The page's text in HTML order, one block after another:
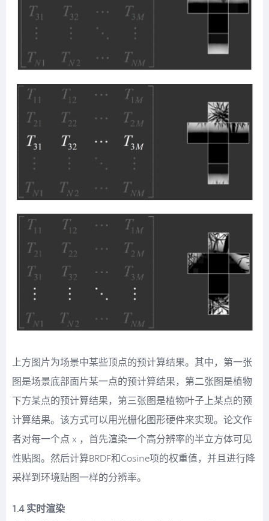
上方图片为场景中某些顶点的预计算结果。其中，第一张
图是场景底部面片某一点的预计算结果，第二张图是植物
下方某点的预计算结果，第三张图是植物叶子上某点的预
计算结果。该方式可以用光栅化图形硬件来实现。论文作
者对每一个点 x ，首先渲染一个高分辨率的半立方体可见
性贴图。然后计算BRDF和Cosine项的权重值，并且进行降
采样到环境贴图一样的分辨率。
1.4 实时渲染